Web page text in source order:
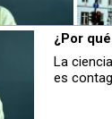
el bostezo
¿De
¿Por
La
es